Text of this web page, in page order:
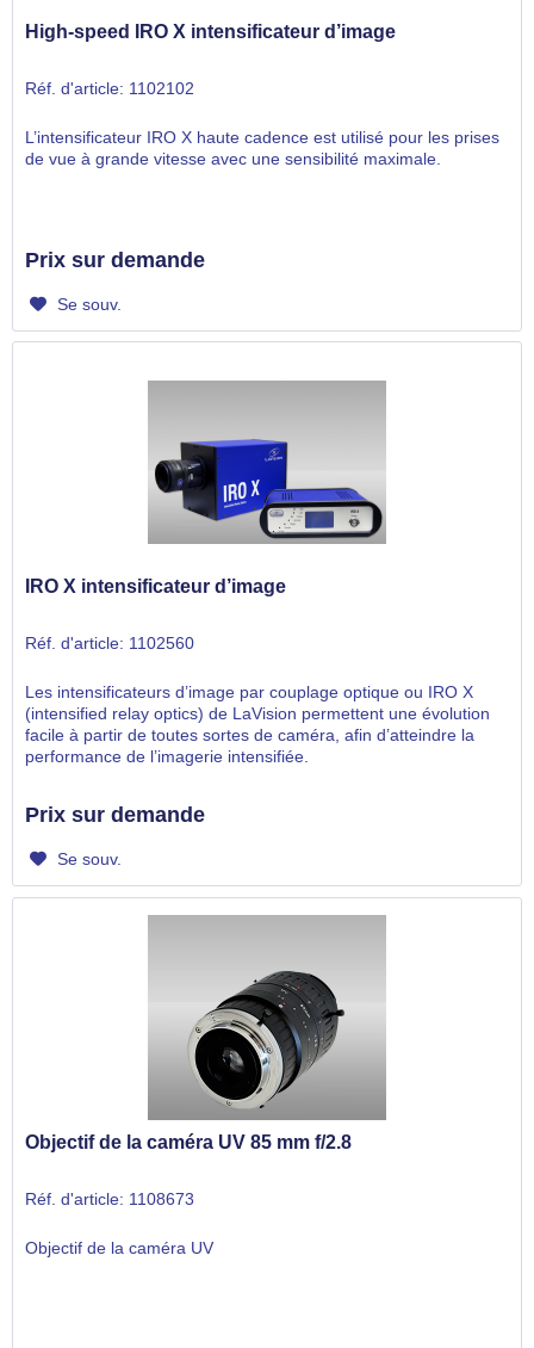
High-speed IRO X intensificateur d’image
Réf. d'article: 1102102
L’intensificateur IRO X haute cadence est utilisé pour les prises
de vue à grande vitesse avec une sensibilité maximale.
Prix sur demande
Se souv.
IRO X intensificateur d’image
Réf. d'article: 1102560
Les intensificateurs d’image par couplage optique ou IRO X
(intensified relay optics) de LaVision permettent une évolution
facile à partir de toutes sortes de caméra, afin d’atteindre la
performance de l’imagerie intensifiée.
Prix sur demande
Se souv.
Objectif de la caméra UV 85 mm f/2.8
Réf. d'article: 1108673
Objectif de la caméra UV